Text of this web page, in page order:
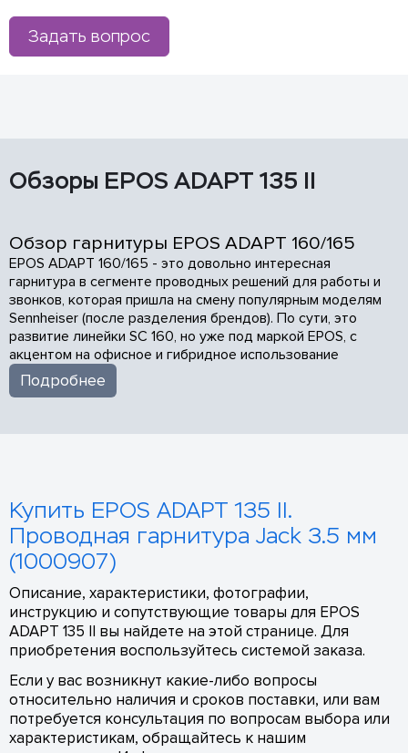
Задать вопрос
Обзоры EPOS ADAPT 135 II
Обзор гарнитуры EPOS ADAPT 160/165
EPOS ADAPT 160/165 - это довольно интересная
гарнитура в сегменте проводных решений для работы и
звонков, которая пришла на смену популярным моделям
Sennheiser (после разделения брендов). По сути, это
развитие линейки SC 160, но уже под маркой EPOS, с
акцентом на офисное и гибридное использование
Подробнее
Купить EPOS ADAPT 135 II.
Проводная гарнитура Jack 3.5 мм
(1000907)
Описание, характеристики, фотографии,
инструкцию и сопутствующие товары для EPOS
ADAPT 135 II вы найдете на этой странице. Для
приобретения воспользуйтесь системой заказа.
Если у вас возникнут какие-либо вопросы
относительно наличия и сроков поставки, или вам
потребуется консультация по вопросам выбора или
характеристикам, обращайтесь к нашим